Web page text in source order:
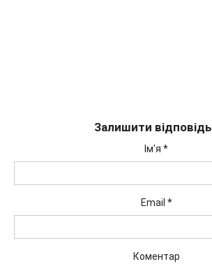
Залишити відповідь
Ім'я *
Email *
Коментар